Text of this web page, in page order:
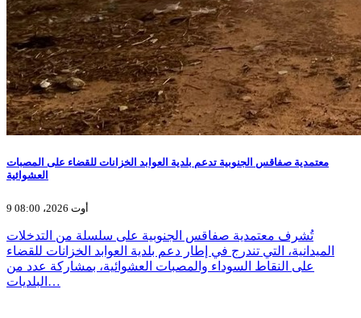
معتمدية صفاقس الجنوبية تدعم بلدية العوابد الخزانات للقضاء على المصبات
العشوائية
9 أوت 2026، 08:00
تُشرف معتمدية صفاقس الجنوبية على سلسلة من التدخلات
الميدانية، التي تندرج في إطار دعم بلدية العوابد الخزانات للقضاء
على النقاط السوداء والمصبات العشوائية، بمشاركة عدد من
البلديات…